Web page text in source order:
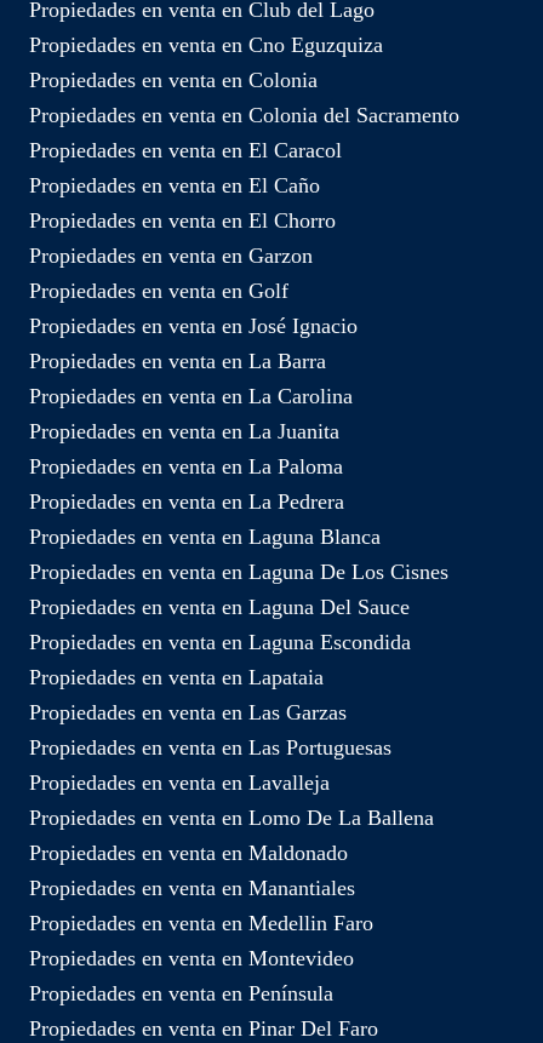
Propiedades en venta en Club del Lago
Propiedades en venta en Cno Eguzquiza
Propiedades en venta en Colonia
Propiedades en venta en Colonia del Sacramento
Propiedades en venta en El Caracol
Propiedades en venta en El Caño
Propiedades en venta en El Chorro
Propiedades en venta en Garzon
Propiedades en venta en Golf
Propiedades en venta en José Ignacio
Propiedades en venta en La Barra
Propiedades en venta en La Carolina
Propiedades en venta en La Juanita
Propiedades en venta en La Paloma
Propiedades en venta en La Pedrera
Propiedades en venta en Laguna Blanca
Propiedades en venta en Laguna De Los Cisnes
Propiedades en venta en Laguna Del Sauce
Propiedades en venta en Laguna Escondida
Propiedades en venta en Lapataia
Propiedades en venta en Las Garzas
Propiedades en venta en Las Portuguesas
Propiedades en venta en Lavalleja
Propiedades en venta en Lomo De La Ballena
Propiedades en venta en Maldonado
Propiedades en venta en Manantiales
Propiedades en venta en Medellin Faro
Propiedades en venta en Montevideo
Propiedades en venta en Península
Propiedades en venta en Pinar Del Faro